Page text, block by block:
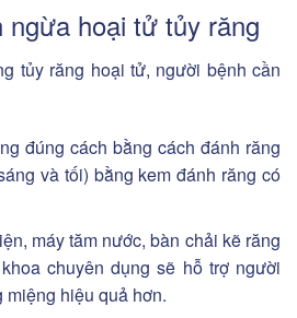
ngừa hoại tử tủy răng
tủy răng hoại tử, người bệnh cần
đúng cách bằng cách đánh răng
và tối) bằng kem đánh răng có
máy tăm nước, bàn chải kẽ răng
chuyên dụng sẽ hỗ trợ người
miệng hiệu quả hơn.